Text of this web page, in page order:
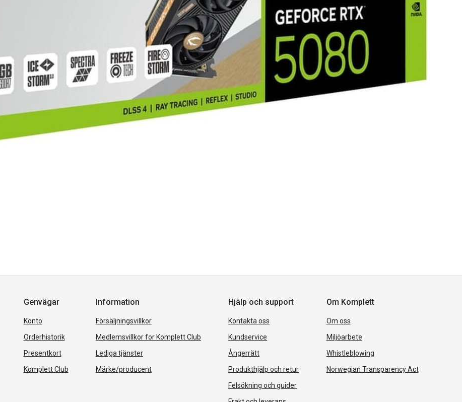
Genvägar
Konto
Orderhistorik
Presentkort
Komplett Club
Information
Försäljningsvillkor
Medlemsvillkor for Komplett Club
Lediga tjänster
Märke/producent
Hjälp och support
Kontakta oss
Kundservice
Ångerrätt
Produkthjälp och retur
Felsökning och guider
Om Komplett
Om oss
Miljöarbete
Whistleblowing
Norwegian Transparency Act